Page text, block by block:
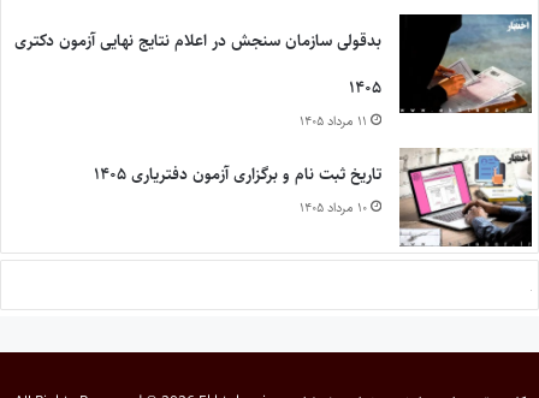
بدقولی سازمان سنجش در اعلام نتایج نهایی آزمون دکتری
۱۴۰۵
۱۱ مرداد ۱۴۰۵
تاریخ ثبت نام و برگزاری آزمون دفتریاری ۱۴۰۵
۱۰ مرداد ۱۴۰۵